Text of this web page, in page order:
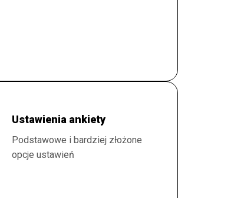
Ustawienia ankiety
Podstawowe i bardziej złożone
opcje ustawień